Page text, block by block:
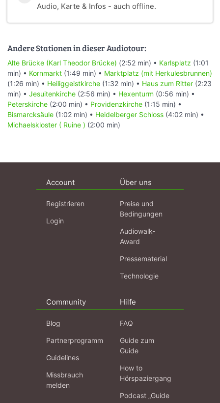
Audio, Karte & Infos - auch offline.
Andere Stationen in dieser Audiotour:
Alte Brücke (Karl Theodor Brücke) (2:52 min) • Karlsplatz (1:01
min) • Kornmarkt (1:49 min) • Marktplatz (mit Herkulesbrunnen)
(1:26 min) • Heiliggeistkirche (1:32 min) • Haus zum Ritter (2:23
min) • Jesuitenkirche (2:56 min) • Hexenturm (0:56 min) •
Peterskirche (2:00 min) • Providenzkirche (1:15 min) •
Bismarcksäule (1:02 min) • Heidelberger Schloss (4:02 min) •
Michaelskloster ( Ruine ) (2:00 min)
Account
Registrieren
Login
Über uns
Preise und
Bedingungen
Audiowalk-
Award
Pressematerial
Technologie
Community
Blog
Partnerprogramm
Guidelines
Missbrauch
melden
Hilfe
FAQ
Guide zum
Guide
How to
Hörspaziergang
Podcast „Guide